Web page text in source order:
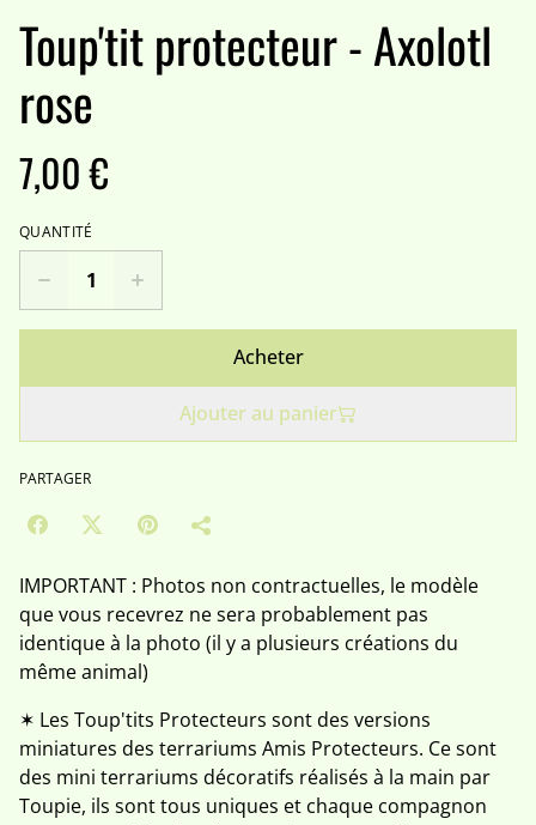
Toup'tit protecteur - Axolotl
rose
7,00 €
QUANTITÉ
Acheter
Ajouter au panier
PARTAGER
IMPORTANT : Photos non contractuelles, le modèle
que vous recevrez ne sera probablement pas
identique à la photo (il y a plusieurs créations du
même animal)
✶ Les Toup'tits Protecteurs sont des versions
miniatures des terrariums Amis Protecteurs. Ce sont
des mini terrariums décoratifs réalisés à la main par
Toupie, ils sont tous uniques et chaque compagnon